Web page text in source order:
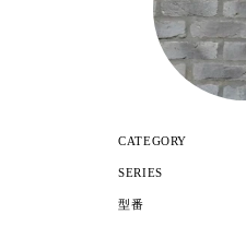
CATEGORY
SERIES
型番